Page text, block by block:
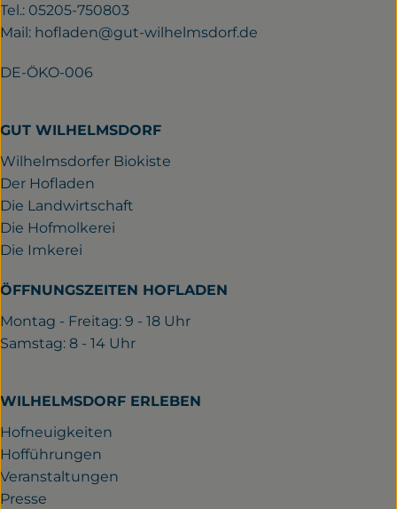
Tel.: 05205-750803
Mail: hofladen@gut-wilhelmsdorf.de
DE-ÖKO-006
GUT WILHELMSDORF
Wilhelmsdorfer Biokiste
Der Hofladen
Die Landwirtschaft
Die Hofmolkerei
Die Imkerei
ÖFFNUNGSZEITEN HOFLADEN
Montag - Freitag: 9 - 18 Uhr
Samstag: 8 - 14 Uhr
WILHELMSDORF ERLEBEN
Hofneuigkeiten
Hofführungen
Veranstaltungen
Presse